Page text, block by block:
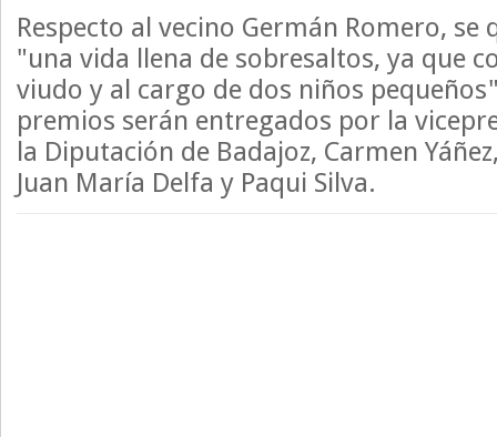
Respecto al vecino Germán Romero, se
"una vida llena de sobresaltos, ya que
viudo y al cargo de dos niños
premios serán entregados por la
la Diputación de Badajoz, Carmen
Juan María Delfa y Paqui Silva.